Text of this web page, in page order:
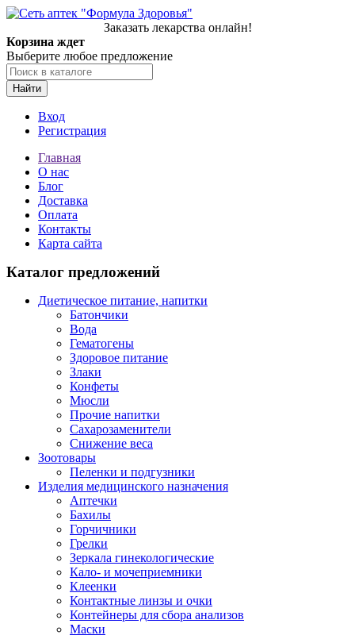
Заказать лекарства онлайн!
Корзина ждет
Выберите любое предложение
Найти
Вход
Регистрация
Главная
О нас
Блог
Доставка
Оплата
Контакты
Карта сайта
Каталог предложений
Диетическое питание, напитки
Батончики
Вода
Гематогены
Здоровое питание
Злаки
Конфеты
Мюсли
Прочие напитки
Сахарозаменители
Снижение веса
Зоотовары
Пеленки и подгузники
Изделия медицинского назначения
Аптечки
Бахилы
Горчичники
Грелки
Зеркала гинекологические
Кало- и мочеприемники
Клеенки
Контактные линзы и очки
Контейнеры для сбора анализов
Маски